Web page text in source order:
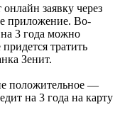
заявку через
приложение. Во-
3 года можно
тратить
Зенит.
положительное —
на 3 года на карту